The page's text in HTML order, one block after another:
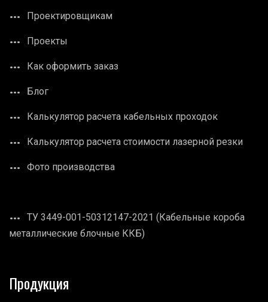
Проектировщикам
Проекты
Как оформить заказ
Блог
Калькулятор расчета кабельных проходок
Калькулятор расчета стоимости лазерной резки
Фото производства
ТУ 3449-001-50312147-2021 (Кабельные короба
металлические блочные ККБ)
Продукция